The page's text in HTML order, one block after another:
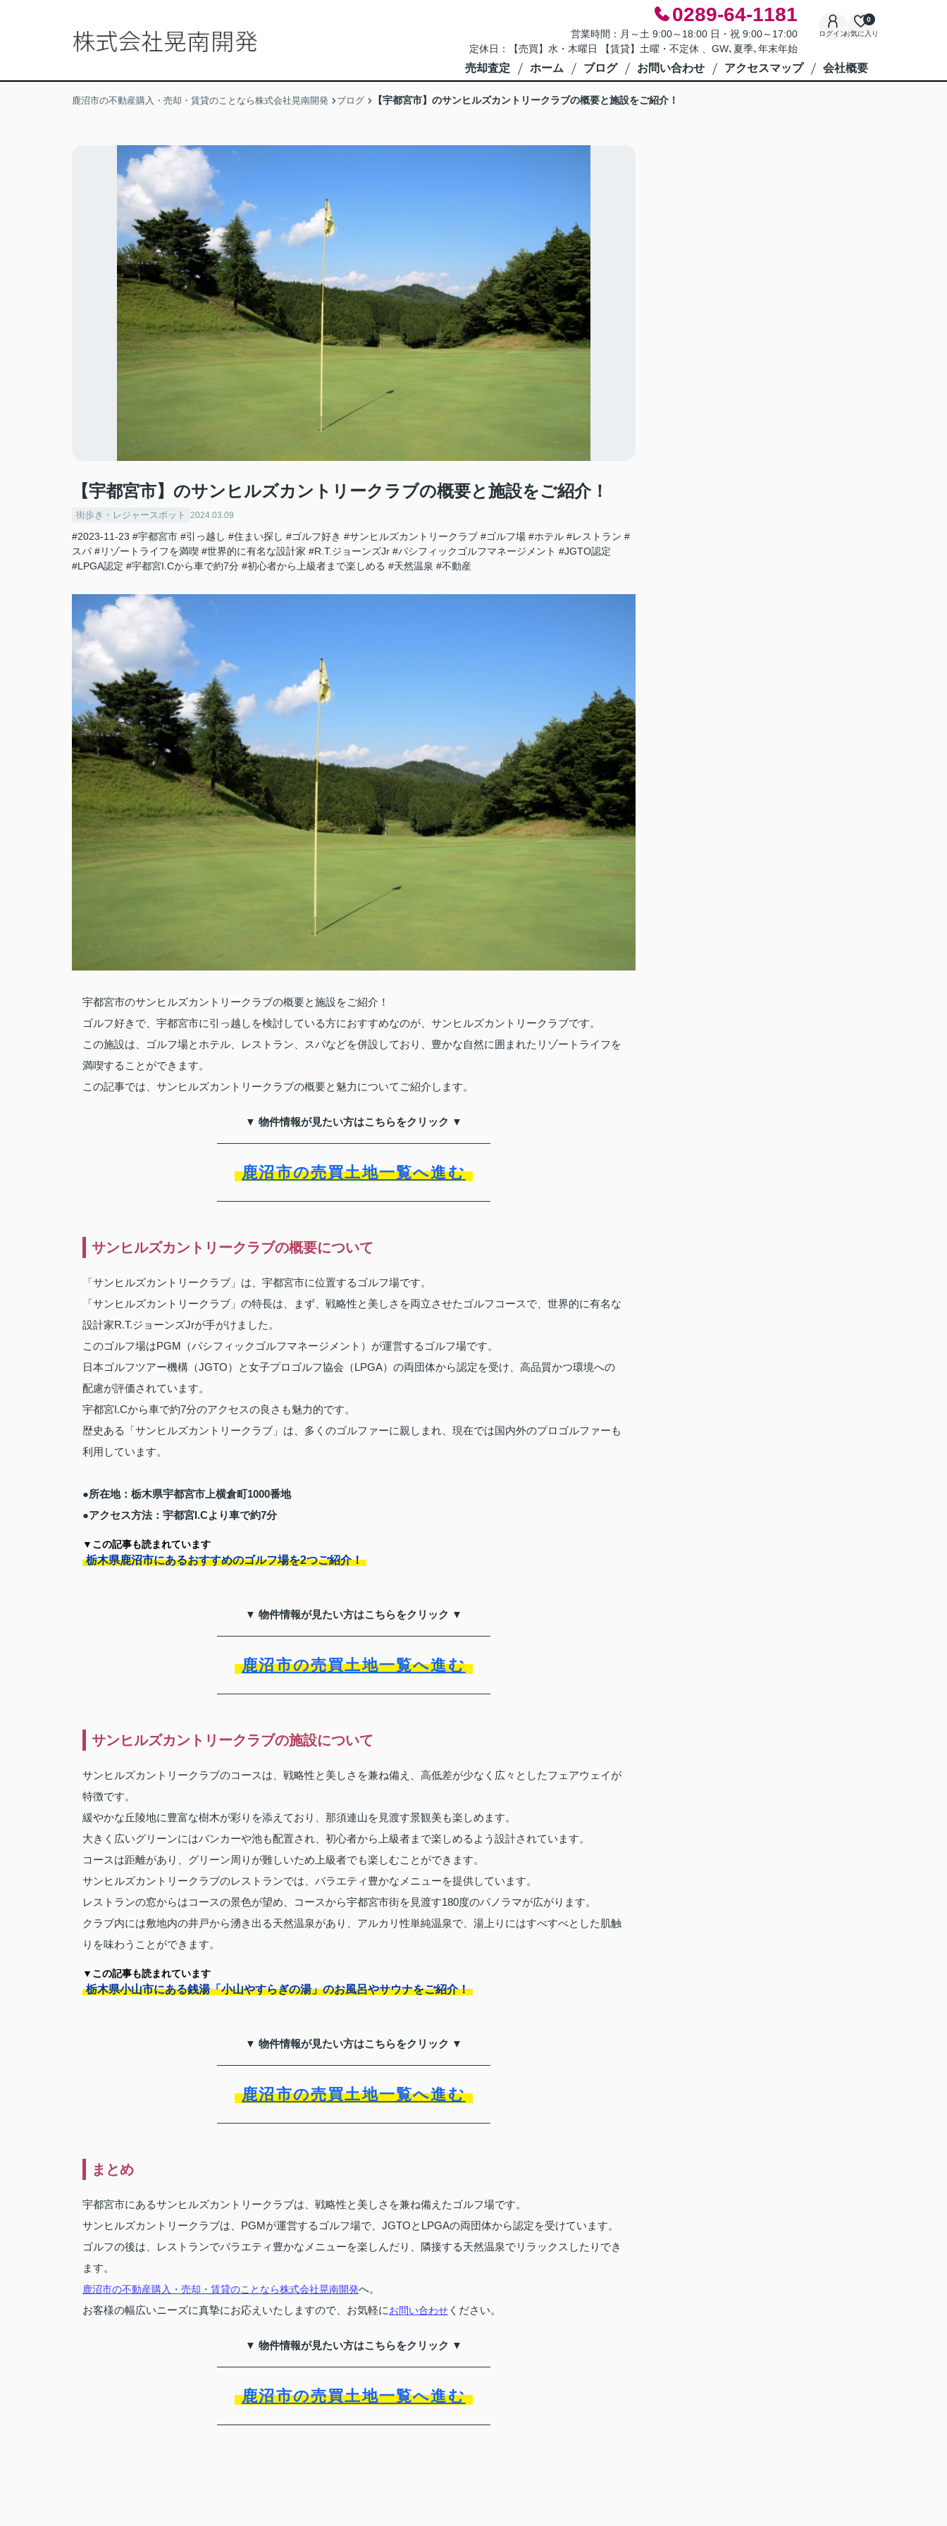
0289-64-1181
営業時間：月～土 9:00～18:00 日・祝 9:00～17:00
定休日：【売買】水・木曜日 【賃貸】土曜・不定休 、GW､夏季､年末年始
ログインお気に入り
0
売却査定 ホーム ブログ お問い合わせ アクセスマップ 会社概要
鹿沼市の不動産購入・売却・賃貸のことなら株式会社晃南開発 ブログ 【宇都宮市】のサンヒルズカントリークラブの概要と施設をご紹介！
【宇都宮市】のサンヒルズカントリークラブの概要と施設をご紹介！
街歩き・レジャースポット 2024.03.09
#2023-11-23 #宇都宮市 #引っ越し #住まい探し #ゴルフ好き #サンヒルズカントリークラブ #ゴルフ場 #ホテル #レストラン #
スパ #リゾートライフを満喫 #世界的に有名な設計家 #R.T.ジョーンズJr #パシフィックゴルフマネージメント #JGTO認定
#LPGA認定 #宇都宮I.Cから車で約7分 #初心者から上級者まで楽しめる #天然温泉 #不動産
宇都宮市のサンヒルズカントリークラブの概要と施設をご紹介！
ゴルフ好きで、宇都宮市に引っ越しを検討している方におすすめなのが、サンヒルズカントリークラブです。
この施設は、ゴルフ場とホテル、レストラン、スパなどを併設しており、豊かな自然に囲まれたリゾートライフを
満喫することができます。
この記事では、サンヒルズカントリークラブの概要と魅力についてご紹介します。
▼ 物件情報が見たい方はこちらをクリック ▼
鹿沼市の売買土地一覧へ進む
サンヒルズカントリークラブの概要について
「サンヒルズカントリークラブ」は、宇都宮市に位置するゴルフ場です。
「サンヒルズカントリークラブ」の特長は、まず、戦略性と美しさを両立させたゴルフコースで、世界的に有名な
設計家R.T.ジョーンズJrが手がけました。
このゴルフ場はPGM（パシフィックゴルフマネージメント）が運営するゴルフ場です。
日本ゴルフツアー機構（JGTO）と女子プロゴルフ協会（LPGA）の両団体から認定を受け、高品質かつ環境への
配慮が評価されています。
宇都宮I.Cから車で約7分のアクセスの良さも魅力的です。
歴史ある「サンヒルズカントリークラブ」は、多くのゴルファーに親しまれ、現在では国内外のプロゴルファーも
利用しています。
●所在地：栃木県宇都宮市上横倉町1000番地
●アクセス方法：宇都宮I.Cより車で約7分
▼この記事も読まれています
栃木県鹿沼市にあるおすすめのゴルフ場を2つご紹介！
▼ 物件情報が見たい方はこちらをクリック ▼
鹿沼市の売買土地一覧へ進む
サンヒルズカントリークラブの施設について
サンヒルズカントリークラブのコースは、戦略性と美しさを兼ね備え、高低差が少なく広々としたフェアウェイが
特徴です。
緩やかな丘陵地に豊富な樹木が彩りを添えており、那須連山を見渡す景観美も楽しめます。
大きく広いグリーンにはバンカーや池も配置され、初心者から上級者まで楽しめるよう設計されています。
コースは距離があり、グリーン周りが難しいため上級者でも楽しむことができます。
サンヒルズカントリークラブのレストランでは、バラエティ豊かなメニューを提供しています。
レストランの窓からはコースの景色が望め、コースから宇都宮市街を見渡す180度のパノラマが広がります。
クラブ内には敷地内の井戸から湧き出る天然温泉があり、アルカリ性単純温泉で、湯上りにはすべすべとした肌触
りを味わうことができます。
▼この記事も読まれています
栃木県小山市にある銭湯「小山やすらぎの湯」のお風呂やサウナをご紹介！
▼ 物件情報が見たい方はこちらをクリック ▼
鹿沼市の売買土地一覧へ進む
まとめ
宇都宮市にあるサンヒルズカントリークラブは、戦略性と美しさを兼ね備えたゴルフ場です。
サンヒルズカントリークラブは、PGMが運営するゴルフ場で、JGTOとLPGAの両団体から認定を受けています。
ゴルフの後は、レストランでバラエティ豊かなメニューを楽しんだり、隣接する天然温泉でリラックスしたりでき
ます。
鹿沼市の不動産購入・売却・賃貸のことなら株式会社晃南開発へ。
お客様の幅広いニーズに真摯にお応えいたしますので、お気軽にお問い合わせ ください。
▼ 物件情報が見たい方はこちらをクリック ▼
鹿沼市の売買土地一覧へ進む